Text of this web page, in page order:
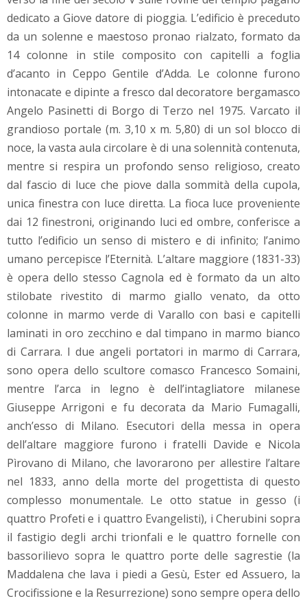
dedicato a Giove datore di pioggia. L’edificio è preceduto
da un solenne e maestoso pronao rialzato, formato da
14 colonne in stile composito con capitelli a foglia
d’acanto in Ceppo Gentile d’Adda. Le colonne furono
intonacate e dipinte a fresco dal decoratore bergamasco
Angelo Pasinetti di Borgo di Terzo nel 1975. Varcato il
grandioso portale (m. 3,10 x m. 5,80) di un sol blocco di
noce, la vasta aula circolare è di una solennità contenuta,
mentre si respira un profondo senso religioso, creato
dal fascio di luce che piove dalla sommità della cupola,
unica finestra con luce diretta. La fioca luce proveniente
dai 12 finestroni, originando luci ed ombre, conferisce a
tutto l’edificio un senso di mistero e di infinito; l’animo
umano percepisce l’Eternità. L’altare maggiore (1831-33)
è opera dello stesso Cagnola ed è formato da un alto
stilobate rivestito di marmo giallo venato, da otto
colonne in marmo verde di Varallo con basi e capitelli
laminati in oro zecchino e dal timpano in marmo bianco
di Carrara. I due angeli portatori in marmo di Carrara,
sono opera dello scultore comasco Francesco Somaini,
mentre l’arca in legno è dell’intagliatore milanese
Giuseppe Arrigoni e fu decorata da Mario Fumagalli,
anch’esso di Milano. Esecutori della messa in opera
dell’altare maggiore furono i fratelli Davide e Nicola
Pìrovano di Milano, che lavorarono per allestire l’altare
nel 1833, anno della morte del progettista di questo
complesso monumentale. Le otto statue in gesso (i
quattro Profeti e i quattro Evangelisti), i Cherubini sopra
il fastigio degli archi trionfali e le quattro fornelle con
bassorilievo sopra le quattro porte delle sagrestie (la
Maddalena che lava i piedi a Gesù, Ester ed Assuero, la
Crocifissione e la Resurrezione) sono sempre opera dello